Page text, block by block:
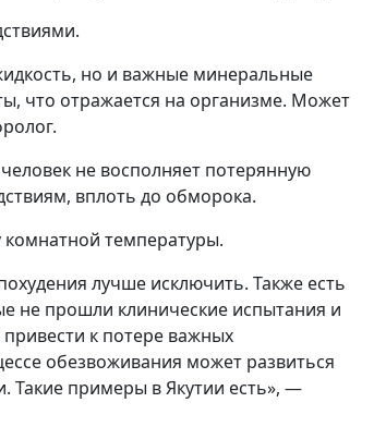
но и важные минеральные
что отражается на организме. Может
не восполняет потерянную
вплоть до обморока.
температуры.
лучше исключить. Также есть
не прошли клинические испытания и
к потере важных
обезвоживания может развиться
Такие примеры в Якутии есть», —